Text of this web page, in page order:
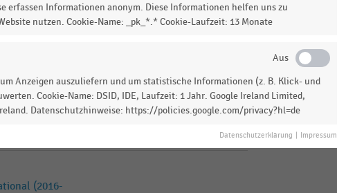
(2016-
erfassen Informationen anonym. Diese Informationen helfen uns zu
nutzen. Cookie-Name: _pk_*.* Cookie-Laufzeit: 13 Monate
um Anzeigen auszuliefern und um statistische Informationen (z. B. Klick- und
Cookie-Name: DSID, IDE, Laufzeit: 1 Jahr. Google Ireland Limited,
Datenschutzhinweise: https://policies.google.com/privacy?hl=de
Datenschutzerklärung Impressum